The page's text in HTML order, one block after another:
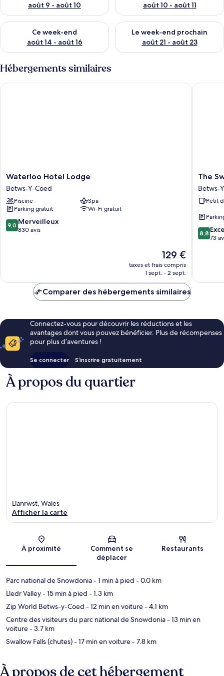
août 9 - août 10
août 10 - août 11
Ce week-end
août 14 - août 16
Vérifier la disponibilité pour ce week-end août 14 - août 16
Le week-end prochain
août 21 - août 23
Vérifier la disponibilité pour
Hébergements similaires
Waterloo
Hotel
Lodge
Betws-
Y-
Coed
Waterloo Hotel Lodge
Betws-Y-Coed
Piscine
Spa
Parking gratuit
Wi-Fi gratuit
9.0
sur
9,0 Merveilleux
830 avis
Le
nouveau
prix
de
129 €
taxes et frais compris
1 sept. - 2 sept.
Waterloo Hotel Lodge
The
Swallow
Falls
Inn
The
Inn
The
Betws-
Petit
8.8
sur
8,8
73
The
Comparer des hébergements similaires
Connectez-vous pour découvrir les réductions et les
avantages dont vous pouvez bénéficier. Plus de récompenses
pour plus d’aventures !
Se connecter S’inscrire gratuitement
À propos du quartier
Carte
Llanrwst, Wales
Afficher la carte
À proximité
Comment se
déplacer
Restaurants
Parc national de Snowdonia- 1 min à pied - 0.0 km
Lledr Valley- 15 min à pied - 1.3 km
Zip World Betws-y-Coed - 12 min en voiture- 4.1 km
Centre des visiteurs du parc national de Snowdonia- 13 min en
voiture- 3.7 km
Swallow Falls (chutes)- 17 min en voiture- 7.8 km
À propos de cet hébergement